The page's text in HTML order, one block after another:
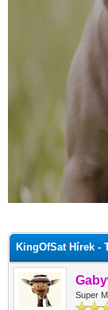
KingOfSat Hírek -
Super